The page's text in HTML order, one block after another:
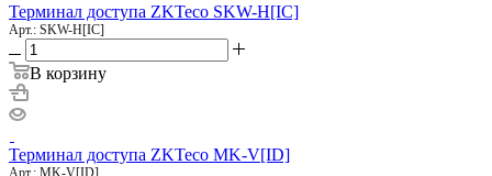
Терминал доступа ZKTeco SKW-H[IC]
Арт.: SKW-H[IC]
В корзину
Терминал доступа ZKTeco MK-V[ID]
Арт.: MK-V[ID]